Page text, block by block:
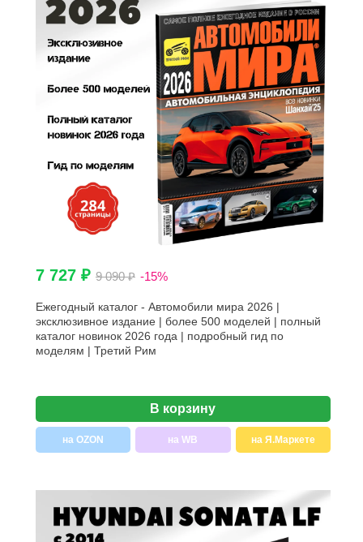
7 727 ₽ 9 090 ₽ -15%
Ежегодный каталог - Автомобили мира 2026 |
эксклюзивное издание | более 500 моделей | полный
каталог новинок 2026 года | подробный гид по
моделям | Третий Рим
В корзину
на OZON на WB на Я.Маркете